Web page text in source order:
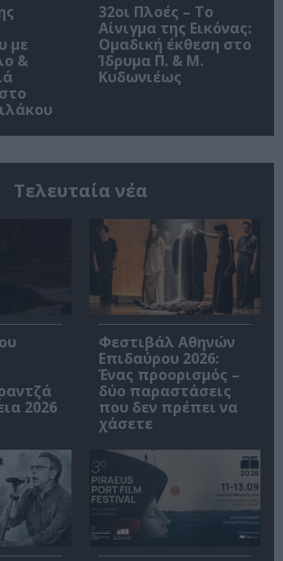
με
&
32οι Πλοές – Το
Αίνιγμα της Εικόνας:
Ομαδική έκθεση στο
Ίδρυμα Π. & Μ.
Κυδωνιέως
Τελευταία νέα
2026
Φεστιβάλ Αθηνών
Επιδαύρου 2026:
Ένας προορισμός –
δύο παραστάσεις
που δεν πρέπει να
χάσετε